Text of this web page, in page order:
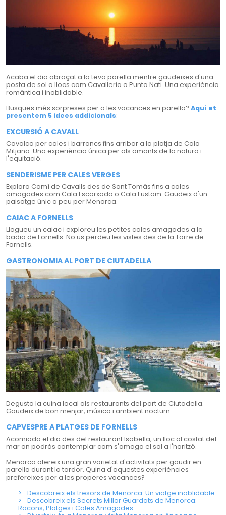
Acaba el dia abraçat a la teva parella mentre gaudeixes d'una
posta de sol a llocs com Cavalleria o Punta Nati. Una experiència
romàntica i inoblidable.
Busques més sorpreses per a les vacances en parella? Aquí et
presentem 5 idees addicionals:
EXCURSIÓ A CAVALL
Cavalca per cales i barrancs fins arribar a la platja de Cala
Mitjana. Una experiència única per als amants de la natura i
l'equitació.
SENDERISME PER CALES VERGES
Explora Camí de Cavalls des de Sant Tomàs fins a cales
amagades com Cala Escorxada o Cala Fustam. Gaudeix d'un
paisatge únic a peu per Menorca.
CAIAC A FORNELLS
Llogueu un caiac i exploreu les petites cales amagades a la
badia de Fornells. No us perdeu les vistes des de la Torre de
Fornells.
GASTRONOMIA AL PORT DE CIUTADELLA
Degusta la cuina local als restaurants del port de Ciutadella.
Gaudeix de bon menjar, música i ambient nocturn.
CAPVESPRE A PLATGES DE FORNELLS
Acomiada el dia des del restaurant Isabella, un lloc al costat del
mar on podràs contemplar com s'amaga el sol a l'horitzó.
Menorca ofereix una gran varietat d'activitats per gaudir en
parella durant la tardor. Quina d'aquestes experiències
prefereixes per a les properes vacances?
Descobreix els tresors de Menorca: Un viatge inoblidable
Descobreix els Secrets Millor Guardats de Menorca:
Racons, Platges i Cales Amagades